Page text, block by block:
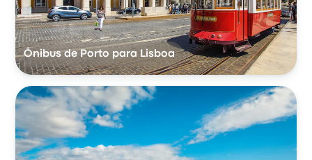
Ônibus de Porto para Lisboa